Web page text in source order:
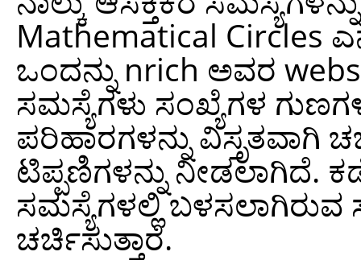
Mathematical Circles
ಒಂದನ್ನು nrich ಅವರ
ಸಮಸ್ಯೆಗಳು ಸಂಖ್ಯೆಗಳ
ಪರಿಹಾರಗಳನ್ನು ವಿಸ್ತೃತವಾಗಿ
ಟಿಪ್ಪಣಿಗಳನ್ನು ನೀಡಲಾಗಿದೆ.
ಸಮಸ್ಯೆಗಳಲ್ಲಿ ಬಳಸಲಾಗಿರುವ
ಚರ್ಚಿಸುತ್ತಾರೆ.